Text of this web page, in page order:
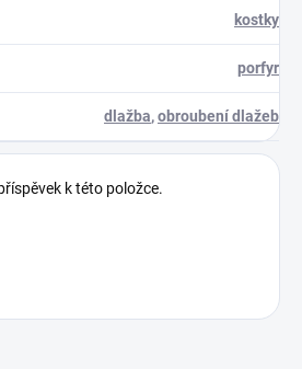
kostky
porfyr
dlažba,obroubení dlažeb
k této položce.